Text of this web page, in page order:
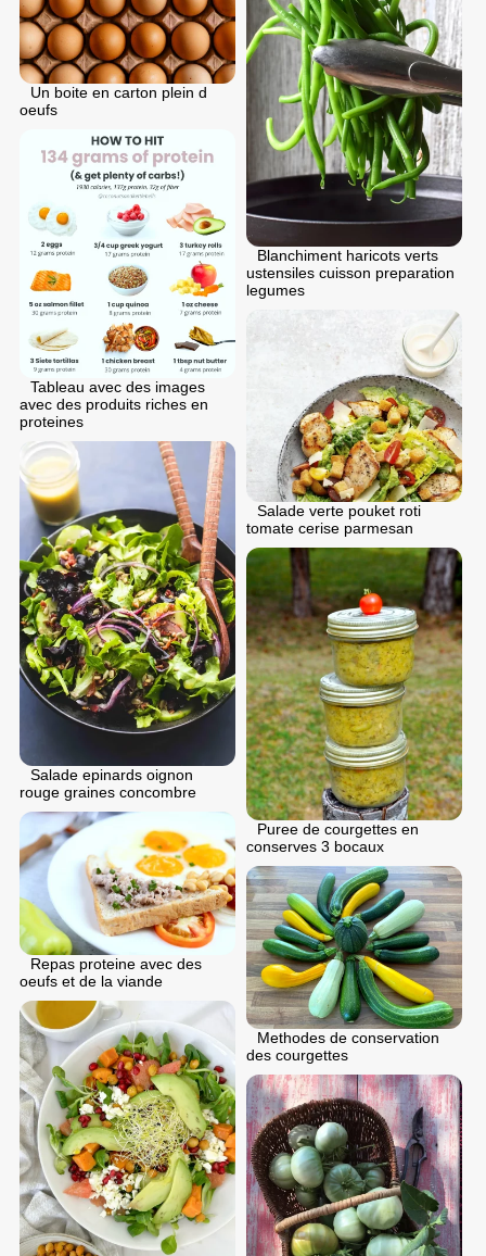
Un boite en carton plein d
oeufs
Blanchiment haricots verts
ustensiles cuisson preparation
legumes
Tableau avec des images
avec des produits riches en
proteines
Salade verte pouket roti
tomate cerise parmesan
Salade epinards oignon
rouge graines concombre
Puree de courgettes en
conserves 3 bocaux
Repas proteine avec des
oeufs et de la viande
Methodes de conservation
des courgettes